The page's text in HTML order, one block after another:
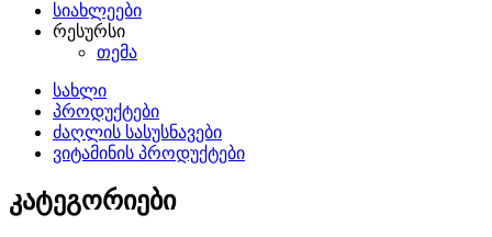
სიახლეები
რესურსი
თემა
სახლი
პროდუქტები
ძაღლის სასუსნავები
ვიტამინის პროდუქტები
კატეგორიები